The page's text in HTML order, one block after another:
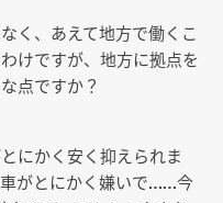
く、あえて地方で働くこ
けですが、地方に拠点を
点ですか？
にかく安く抑えられま
がとにかく嫌いで……今